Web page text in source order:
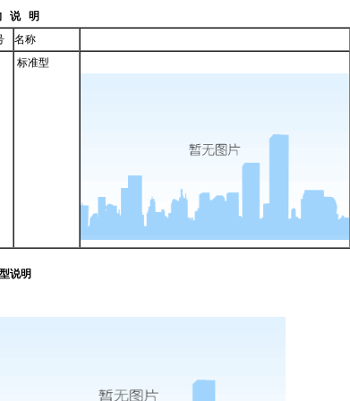
说 明
名称
标准型
说明